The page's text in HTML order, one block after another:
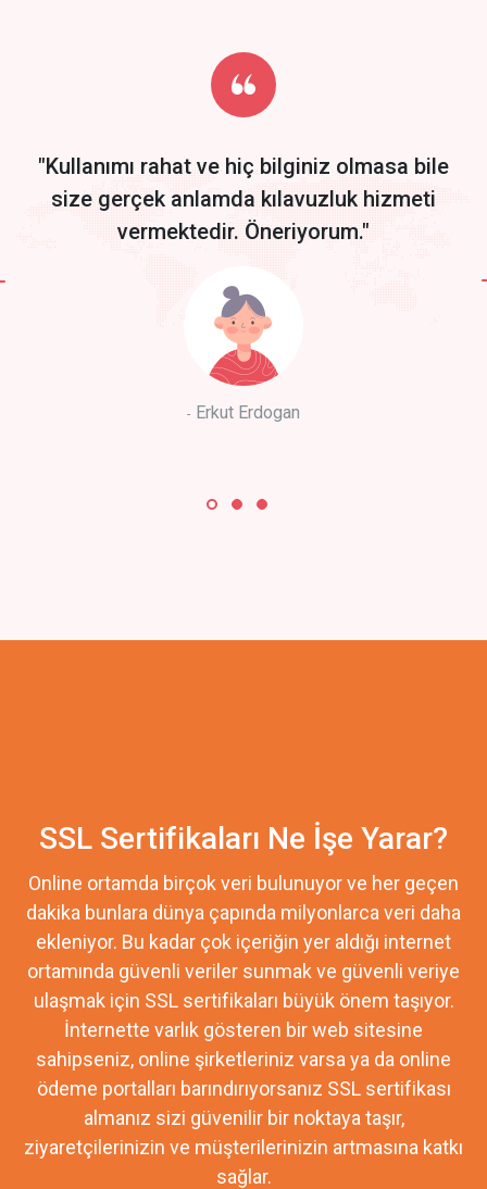
Start by trying our service for 30 days free trial no credit card
required.
"Kullanımı rahat ve hiç bilginiz olmasa bile
size gerçek anlamda kılavuzluk hizmeti
vermektedir. Öneriyorum."
Erkut Erdogan
SSL Sertifikaları Ne İşe Yarar?
Online ortamda birçok veri bulunuyor ve her geçen
dakika bunlara dünya çapında milyonlarca veri daha
ekleniyor. Bu kadar çok içeriğin yer aldığı internet
ortamında güvenli veriler sunmak ve güvenli veriye
ulaşmak için SSL sertifikaları büyük önem taşıyor.
İnternette varlık gösteren bir web sitesine
sahipseniz, online şirketleriniz varsa ya da online
ödeme portalları barındırıyorsanız SSL sertifikası
almanız sizi güvenilir bir noktaya taşır,
ziyaretçilerinizin ve müşterilerinizin artmasına katkı
sağlar.